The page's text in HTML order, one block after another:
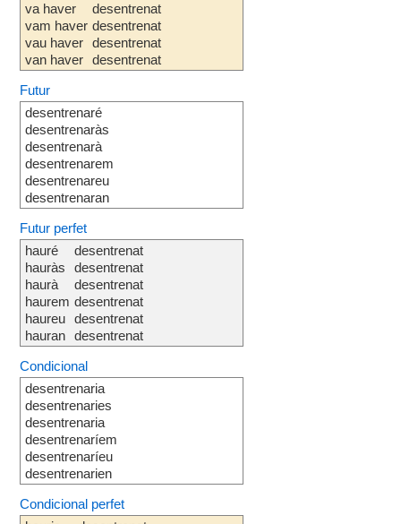
va haver
vam haver
vau haver
van haver
desentrenat
desentrenat
desentrenat
desentrenat
Futur
desentrenaré
desentrenaràs
desentrenarà
desentrenarem
desentrenareu
desentrenaran
Futur perfet
hauré
hauràs
haurà
haurem
haureu
hauran
desentrenat
desentrenat
desentrenat
desentrenat
desentrenat
desentrenat
Condicional
desentrenaria
desentrenaries
desentrenaria
desentrenaríem
desentrenaríeu
desentrenarien
Condicional perfet